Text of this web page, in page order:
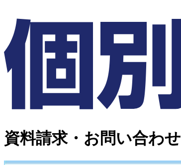
資料請求・お問い合わせ